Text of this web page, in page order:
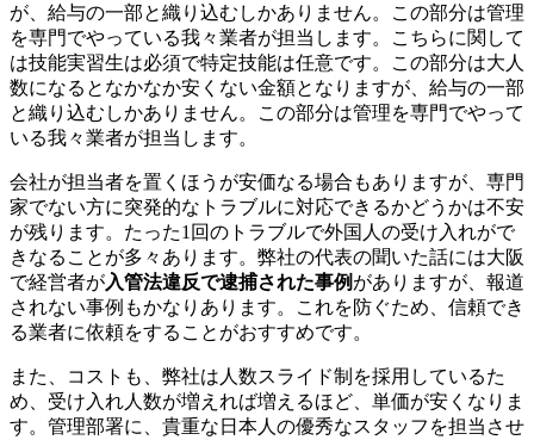
が、給与の一部と織り込むしかありません。この部分は管理
を専門でやっている我々業者が担当します。こちらに関して
は技能実習生は必須で特定技能は任意です。この部分は大人
数になるとなかなか安くない金額となりますが、給与の一部
と織り込むしかありません。この部分は管理を専門でやって
いる我々業者が担当します。
会社が担当者を置くほうが安価なる場合もありますが、専門
家でない方に突発的なトラブルに対応できるかどうかは不安
が残ります。たった1回のトラブルで外国人の受け入れがで
きなることが多々あります。弊社の代表の聞いた話には大阪
で経営者が入管法違反で逮捕された事例 がありますが、報道
されない事例もかなりあります。これを防ぐため、信頼でき
る業者に依頼をすることがおすすめです。
また、コストも、弊社は人数スライド制を採用しているた
め、受け入れ人数が増えれば増えるほど、単価が安くなりま
す。管理部署に、貴重な日本人の優秀なスタッフを担当させ